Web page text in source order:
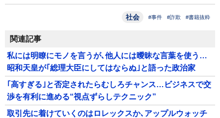
社会 #事件 #詐欺 #書籍抜粋
関連記事
私には明瞭にモノを言うが､他人には曖昧な言葉を使う…
昭和天皇が｢総理大臣にしてはならぬ｣と語った政治家
｢高すぎる｣と否定されたらむしろチャンス…ビジネスで交
渉を有利に進める“視点ずらしテクニック”
取引先に着けていくのはロレックスか､アップルウォッチ